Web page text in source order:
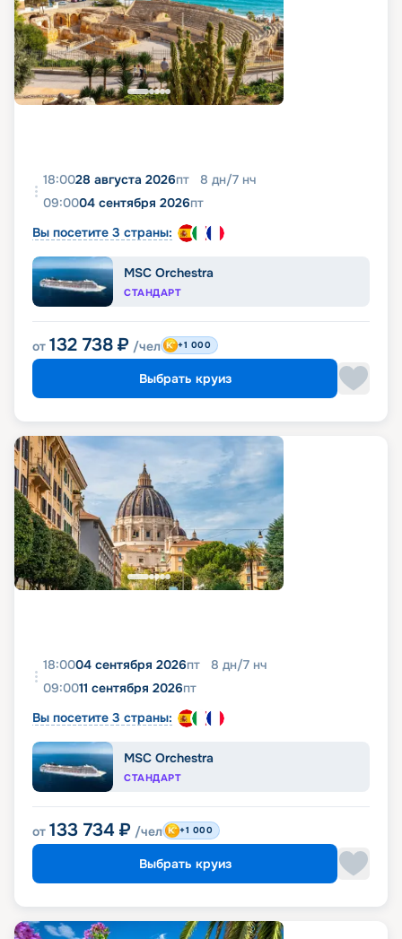
18:0028 августа 2026пт 8 дн/7 нч
09:0004 сентября 2026пт
Вы посетите 3 страны:
MSC Orchestra
СТАНДАРТ
от 132 738 ₽ /чел +1 000
Выбрать круиз
18:0004 сентября 2026пт 8 дн/7 нч
09:0011 сентября 2026пт
Вы посетите 3 страны:
MSC Orchestra
СТАНДАРТ
от 133 734 ₽ /чел +1 000
Выбрать круиз